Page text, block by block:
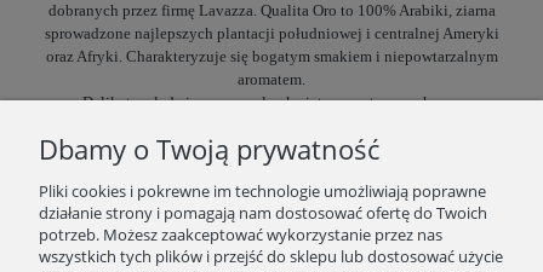
dobranych przez firmę Lavazza. Qualita Oro to 100% Arabiki, ziarna
sprowadzone najlepszych plantacji południowej i centralnej Ameryki
oraz Afryki. Charakteryzuje się bogatym smakiem i niepowtarzalnym
aromatem.
Delikatna, ledwie wyczuwalna kwiatowa nuta zapachowa,
Dbamy o Twoją prywatność
Pliki cookies i pokrewne im technologie umożliwiają poprawne
działanie strony i pomagają nam dostosować ofertę do Twoich
potrzeb. Możesz zaakceptować wykorzystanie przez nas
wszystkich tych plików i przejść do sklepu lub dostosować użycie